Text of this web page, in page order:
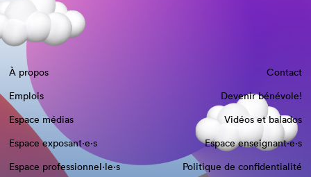
À propos
Contact
Emplois
Devenir bénévole!
Espace médias
Vidéos et balados
Espace exposant·e⋅s
Espace enseignant·e⋅s
Espace professionnel·le⋅s
Politique de confidentialité